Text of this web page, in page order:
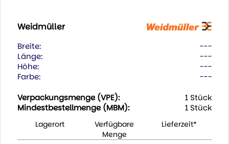
Weidmüller
Breite:
---
Länge:
---
Höhe:
---
Farbe:
---
Verpackungsmenge (VPE):
1 Stück
Mindestbestellmenge (MBM):
1 Stück
Lagerort
Verfügbare
Menge
Lieferzeit*